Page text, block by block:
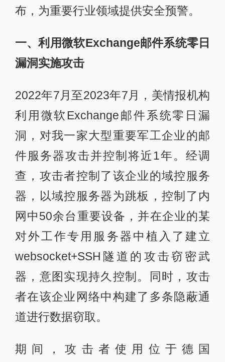
布，为重要行业领域提供安全预警。
一、利用微软Exchange邮件系统零日
漏洞实施攻击
2022年7月至2023年7月，美情报机构
利用微软Exchange邮件系统零日漏
洞，对我一家大型重要军工企业的邮
件服务器攻击并控制将近1年。经调
查，攻击者控制了该企业的域控服务
器，以域控服务器为跳板，控制了内
网中50余台重要设备，并在企业的某
对外工作专用服务器中植入了建立
websocket+SSH隧道的攻击窃密武
器，意图实现持久控制。同时，攻击
者在该企业网络中构建了多条隐蔽通
道进行数据窃取。
期间，攻击者使用位于德国